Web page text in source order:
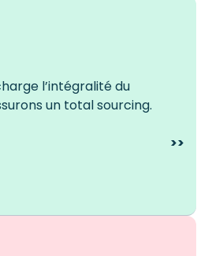
l’intégralité du
un totalsourcing.
>>
pas de recruteurs internes ou
stratégiques, de leadership